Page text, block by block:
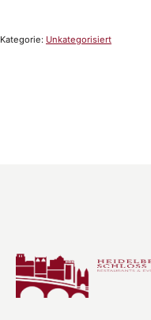
Kategorie: Unkategorisiert